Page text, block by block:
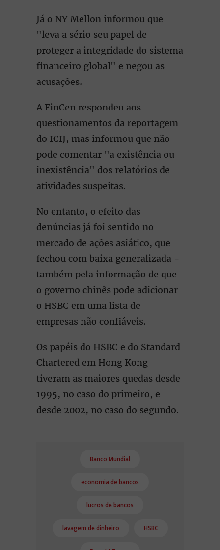
Já o NY Mellon informou que
"leva a sério seu papel de
proteger a integridade do sistema
financeiro global" e negou as
acusações.
A FinCen respondeu aos
questionamentos da reportagem
do ICIJ, mas informou que não
pode comentar "a existência ou
inexistência" dos relatórios de
atividades suspeitas.
No entanto, o efeito das
denúncias já foi sentido no
mercado de ações asiático, que
fechou com baixa generalizada -
também pela informação de que
o governo chinês pode adicionar
o HSBC em uma lista de
empresas não confiáveis.
Os papéis do HSBC e do Standard
Chartered em Hong Kong
tiveram as maiores quedas desde
1995, no caso do primeiro, e
desde 2002, no caso do segundo.
Banco Mundial
economia de bancos
lucros de bancos
lavagem de dinheiro HSBC